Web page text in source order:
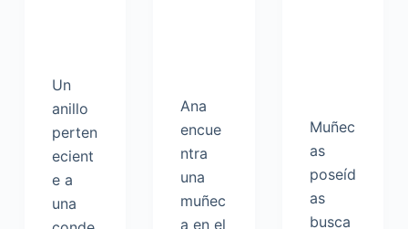
Un
anillo
perten
ecient
e a
una
Ana
encue
ntra
una
muñec
a en el
Muñec
as
poseíd
as
busca